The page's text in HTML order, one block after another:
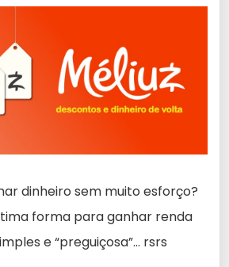
dinheiro sem muito esforço?
forma para ganhar renda
e “preguiçosa”… rsrs